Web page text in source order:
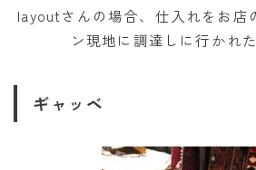
layoutさんの場合、仕入れをお店
ン現地に調達しに行かれ
ギャッベ